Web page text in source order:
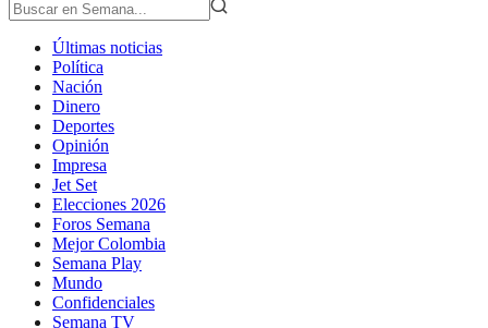
Últimas noticias
Política
Nación
Dinero
Deportes
Opinión
Impresa
Jet Set
Elecciones 2026
Foros Semana
Mejor Colombia
Semana Play
Mundo
Confidenciales
Semana TV